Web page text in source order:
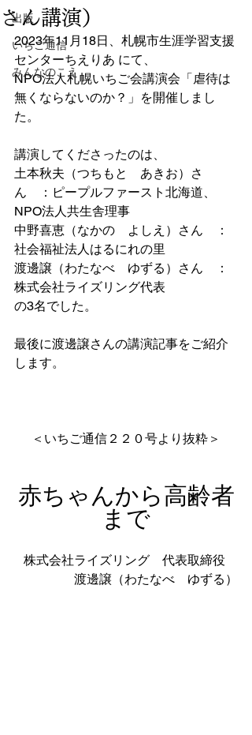
出版
いちご通信
みんなのこえ
さん講演）
2023年11月18日、札幌市生涯学習支援
センターちえりあ にて、
NPO法人札幌いちご会講演会「虐待は
無くならないのか？」を開催しまし
た。
講演してくださったのは、
土本秋夫（つちもと　あきお）さ
ん　：ピープルファースト北海道、
NPO法人共生舎理事
中野喜恵（なかの　よしえ）さん　：
社会福祉法人はるにれの里
渡邊譲（わたなべ　ゆずる）さん　：
株式会社ライズリング代表
の3名でした。
最後に渡邊譲さんの講演記事をご紹介
します。
＜いちご通信２２０号より抜粋＞
赤ちゃんから高齢者
まで
株式会社ライズリング　代表取締役
渡邊譲（わたなべ　ゆずる）